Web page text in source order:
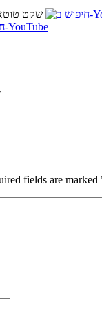
21. שקט
,
fields are marked